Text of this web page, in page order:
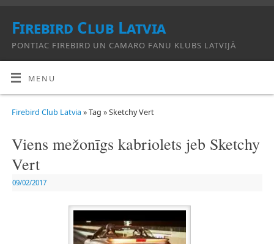
Firebird Club Latvia
PONTIAC FIREBIRD UN CAMARO FANU KLUBS LATVIJĀ
MENU
Firebird Club Latvia » Tag » Sketchy Vert
Viens mežonīgs kabriolets jeb Sketchy
Vert
09/02/2017